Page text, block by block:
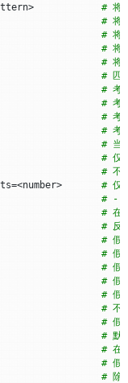
# 将
# 将
# 将
# 将
grep
# 将
case
# 匹
# 考
regexp
# 考
# 考
regexp
# 考
empty
# 当
# 仅
# 不
=<number> # 仅
max-parents
# --
# 在
# 反
# 假
# 假
# 假
# 假
# 假
# 不
# 假
# 默
# 在
# 假
# 除